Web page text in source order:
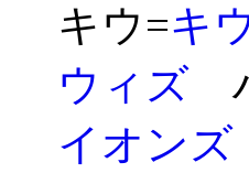
キウ=キ
ウィズ
イオンズ